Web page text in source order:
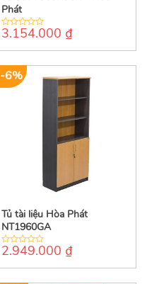
Phát
0
of
3.154.000 ₫
-6%
Tủ tài liệu Hòa Phát
NT1960GA
0
of
2.949.000 ₫